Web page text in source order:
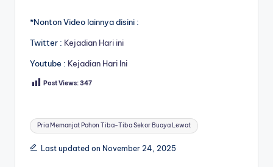
*Nonton Video lainnya disini :
Twitter : Kejadian Hari ini
Youtube : Kejadian Hari Ini
Post Views:347
Tags:
Pria Memanjat Pohon Tiba-Tiba Sekor Buaya Lewat
Last updated on November 24, 2025